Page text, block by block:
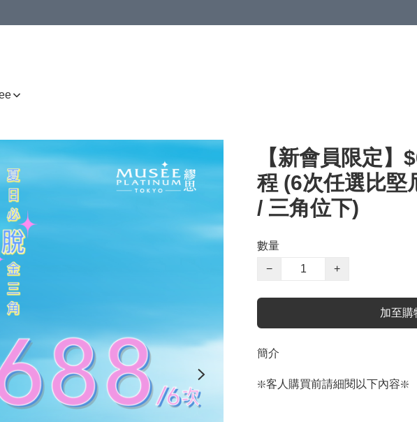
【新會員限定
程 (6次任選比堅
/ 三角位下)
數量
−
+
加至購
簡介
❇️客人購買前請細閱以下內容❇️